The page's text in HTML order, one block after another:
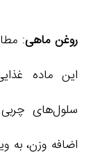
روغن ماهی:
این ماده
سلول‌های
اضافه وزن، به